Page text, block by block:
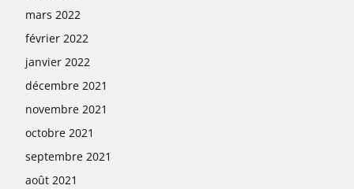
mars 2022
février 2022
janvier 2022
décembre 2021
novembre 2021
octobre 2021
septembre 2021
août 2021